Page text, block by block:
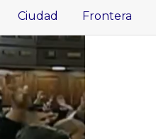
Ciudad Frontera